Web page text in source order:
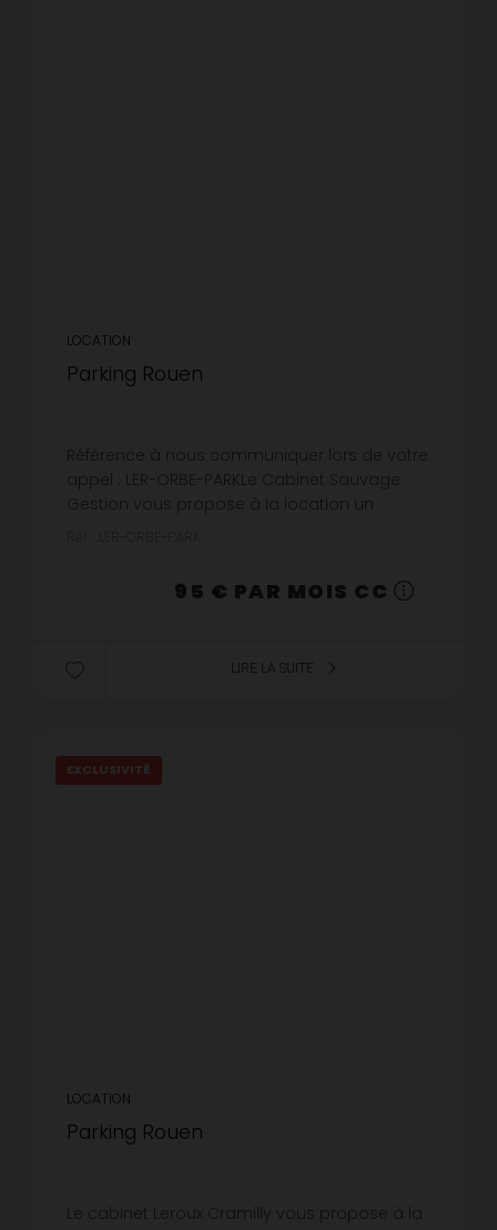
LOCATION
Parking Rouen
Référence à nous communiquer lors de votre
appel : LER-ORBE-PARKLe Cabinet Sauvage
Gestion vous propose à la location un
95 € PAR MOIS CC
LIRE LA SUITE
EXCLUSIVITÉ
LOCATION
Parking Rouen
Le cabinet Leroux Cramilly vous propose à la